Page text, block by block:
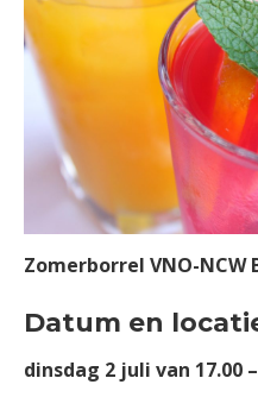
Zomerborrel VNO-NCW
Datum en
dinsdag 2 juli van 17.00